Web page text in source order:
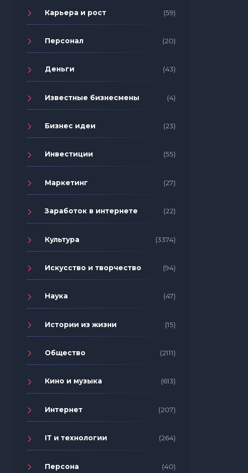
Карьера и рост (59)
Персонал (20)
Деньги (43)
Известные бизнесмены (4)
Бизнес идеи (23)
Инвестиции (55)
Маркетинг (27)
Заработок в интернете (22)
Культура (3374)
Искусство и творчество (94)
Наука (47)
Истории из жизни (15)
Общество (2111)
Кино и музыка (613)
Интернет (207)
IT и технологии (264)
Персона (40)